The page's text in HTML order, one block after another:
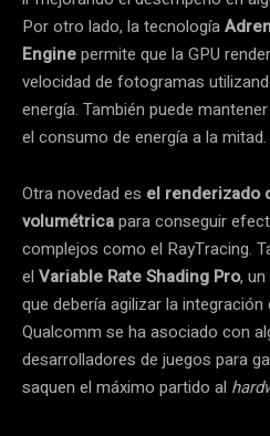
Por otro lado, la tecnología
Enginepermite que la GPU
velocidad de fotogramas
energía. También puede
el consumo de energía a la mitad.
Otra novedad es el renderizado
volumétricapara conseguir
complejos como el RayTracing.
el Variable Rate Shading Pro,
que debería agilizar la
Qualcomm se ha asociado con
desarrolladores de juegos para
saquen el máximo partido al